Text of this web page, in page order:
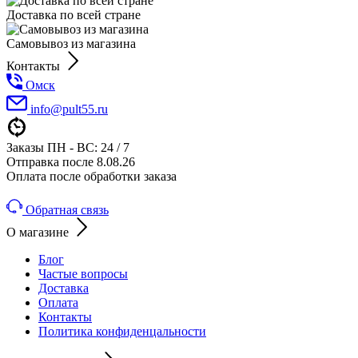
Доставка по всей стране
Самовывоз из магазина
Контакты
Омск
info@pult55.ru
Заказы ПН - ВС: 24 / 7
Отправка после 8.08.26
Оплата после обработки заказа
Обратная связь
О магазине
Блог
Частые вопросы
Доставка
Оплата
Контакты
Политика конфиденцальности